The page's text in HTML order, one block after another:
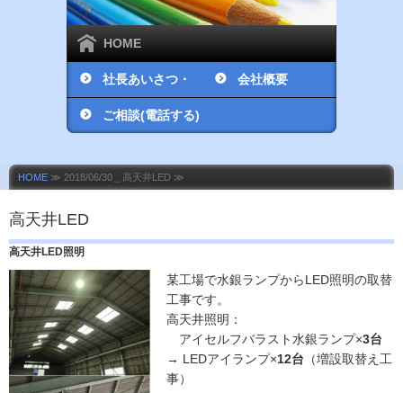
HOME
社長あいさつ・
社員紹介
会社概要
ご相談(電話する)
HOME ≫ 2018/06/30＿高天井LED ≫
高天井LED
高天井LED照明
某工場で水銀ランプからLED照明の取替
工事です。
高天井照明：
アイセルフバラスト水銀ランプ×3台
→ LEDアイランプ×12台 （増設取替え工
事）